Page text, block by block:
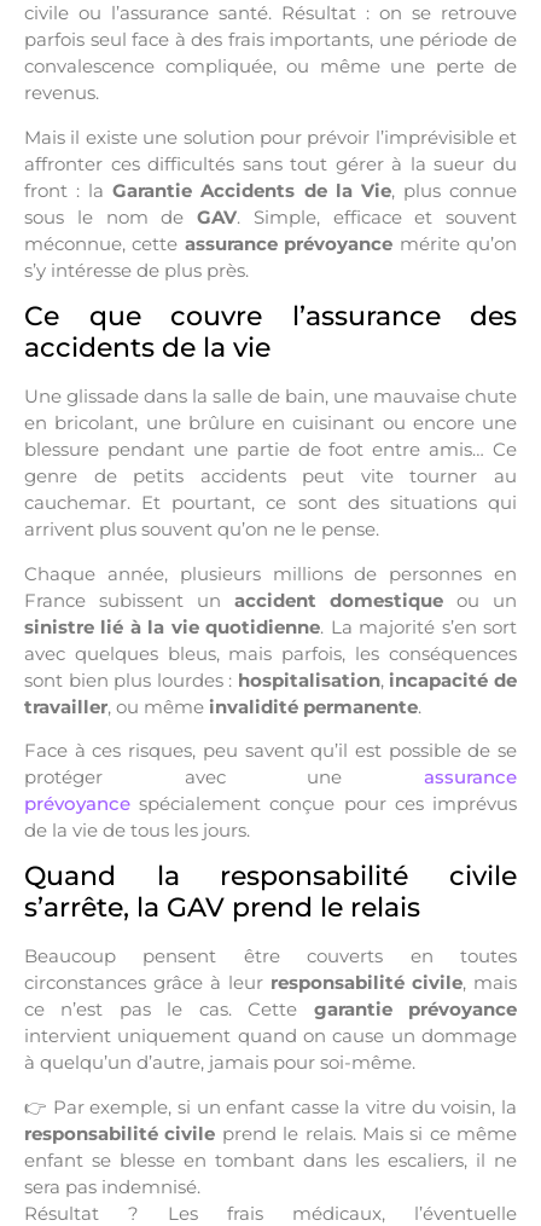
civile ou l’assurance santé. Résultat : on se retrouve
parfois seul face à des frais importants, une période de
convalescence compliquée, ou même une perte de
revenus.
Mais il existe une solution pour prévoir l’imprévisibleet
affronter ces difficultés sans tout gérer à la sueur du
front : laGarantie Accidents de la Vie, plus connue
sous le nom de GAV. Simple, efficace et souvent
méconnue, cette assurance prévoyance mérite qu’on
s’y intéresse de plus près.
Ce que couvre l’assurance des
accidents de la vie
Une glissade dans la salle de bain, une mauvaise chute
en bricolant, une brûlure en cuisinant ou encore une
blessure pendant une partie de foot entre amis… Ce
genre de petits accidents peut vite tourner au
cauchemar. Et pourtant, ce sont des situations qui
arrivent plus souvent qu’on ne le pense.
Chaque année, plusieurs millions de personnes en
France subissent un accident domestique ou un
sinistre lié à la vie quotidienne. La majorité s’en sort
avec quelques bleus, mais parfois, les conséquences
sont bien plus lourdes : hospitalisation, incapacité de
travailler, ou même invalidité permanente.
Face à ces risques, peu savent qu’il est possible de se
protéger avec une assurance
prévoyance spécialement conçue pour ces imprévus
de la vie de tous les jours.
Quand la responsabilité civile
s’arrête, la GAV prend le relais
Beaucoup pensent être couverts en toutes
circonstances grâce à leur responsabilité civile, mais
ce n’est pas le cas. Cette garantie prévoyance
intervient uniquement quand on cause un dommage
à quelqu’un d’autre, jamais pour soi-même.
👉 Par exemple, si un enfant casse la vitre du voisin, la
responsabilité civile prend le relais. Mais si ce même
enfant se blesse en tombant dans les escaliers, il ne
sera pas indemnisé.
Résultat ? Les frais médicaux, l’éventuelle